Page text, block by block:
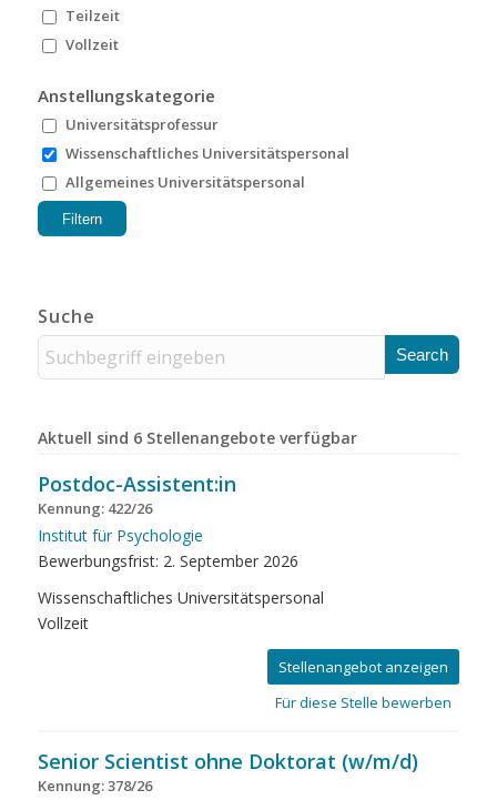
Teilzeit
Vollzeit
Anstellungskategorie
Universitätsprofessur
Wissenschaftliches Universitätspersonal
Allgemeines Universitätspersonal
Suche
Aktuell sind 6 Stellenangebote verfügbar
Postdoc-Assistent:in
Kennung: 422/26
Institut für Psychologie
Bewerbungsfrist: 2. September 2026
Wissenschaftliches Universitätspersonal
Vollzeit
Stellenangebot anzeigen
Für diese Stelle bewerben
Senior Scientist ohne Doktorat (w/m/d)
Kennung: 378/26